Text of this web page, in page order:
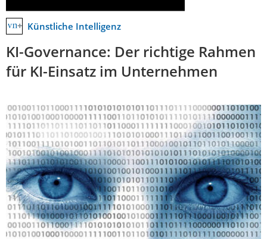
Künstliche Intelligenz
KI-Governance: Der richtige Rahmen
für KI-Einsatz im Unternehmen